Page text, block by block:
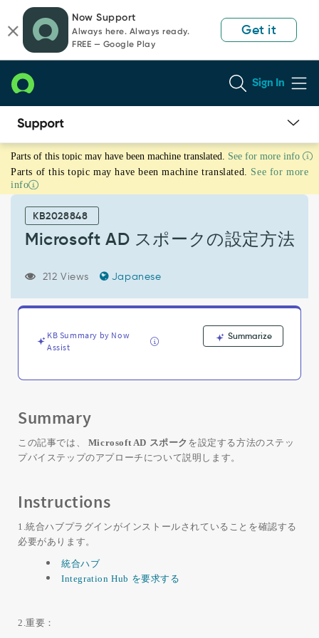
page
content
chat
Now Support
Always here. Always ready.
FREE — Google Play
Get it
Sign In
Microsoft
AD
ポ
Troubleshooting
Parts of this topic may have been machine translated. See for more info
Parts of this topic may have been machine translated. See for more
info
KB2028848
Microsoft AD スポークの設定方法
212 Views Japanese
KB Summary by Now
Assist
Summarize
Summary
この記事では、 Microsoft AD スポーク を設定する方法のステッ
プバイステップのアプローチについて説明します。
Instructions
1.統合ハブプラグインがインストールされていることを確認する
必要があります。
統合ハブ
Integration Hub を要求する
2.重要：